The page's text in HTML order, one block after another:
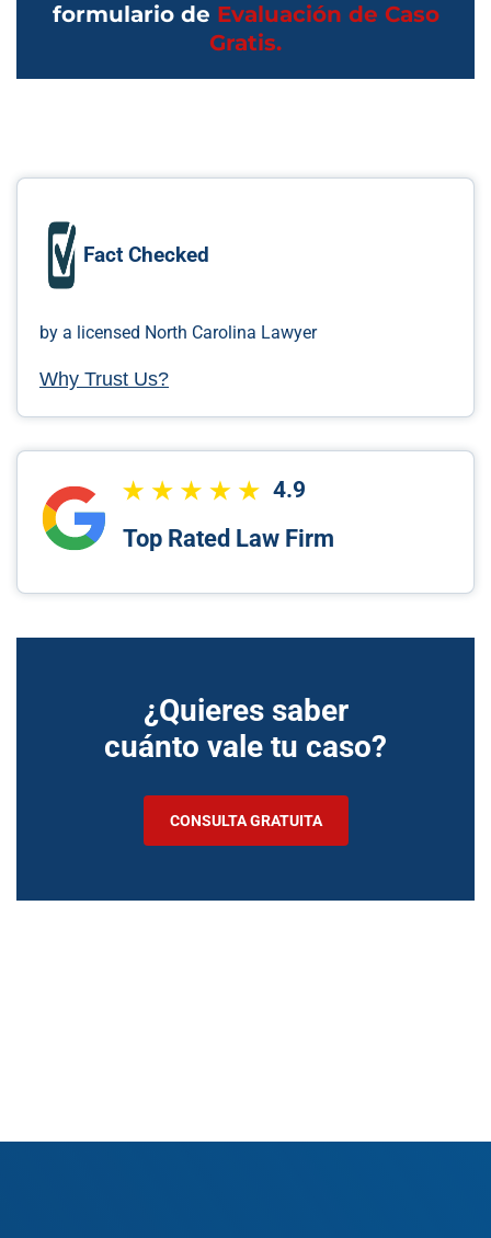
formulario de Evaluación de Caso
Gratis.
Fact Checked
by a licensed North Carolina Lawyer
Why Trust Us?
4.9
Top Rated Law Firm
¿Quieres saber
cuánto vale tu caso?
CONSULTA GRATUITA